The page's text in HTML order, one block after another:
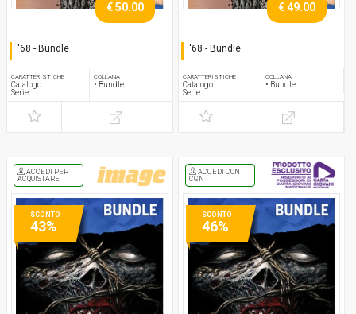
'68 - Bundle
€ 50.00
CARATTERISTICHE
Catalogo
Serie
COLLANA
• Bundle
'68 - Bundle
€ 49.00
CARATTERISTICHE
Catalogo
Serie
COLLANA
• Bundle
ACCEDI PER
ACQUISTARE
SCONTO
43%
ACCEDI CON
CGN
SCONTO
46%